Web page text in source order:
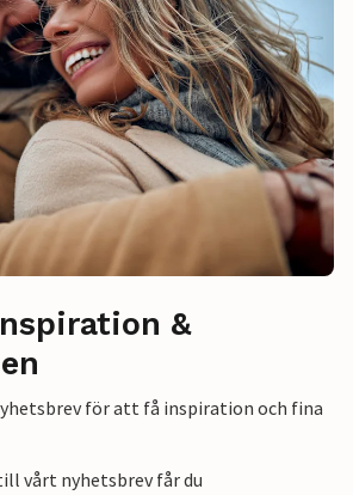
&
för att få inspiration och fina
vårt nyhetsbrev får du